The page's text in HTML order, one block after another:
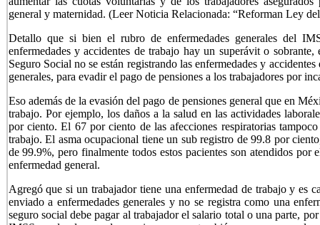
general y maternidad. (Leer Noticia Relacionada: “Reforman Ley
Detallo que si bien el rubro de enfermedades generales del
enfermedades y accidentes de trabajo hay un superávit o
Seguro Social no se están registrando las enfermedades y
generales, para evadir el pago de pensiones a los trabajadores por
Eso además de la evasión del pago de pensiones general que en
trabajo. Por ejemplo, los daños a la salud en las actividades
por ciento. El 67 por ciento de las afecciones respiratorias
trabajo. El asma ocupacional tiene un sub registro de 99.8 por
de 99.9%, pero finalmente todos estos pacientes son atendidos por
enfermedad general.
Agregó que si un trabajador tiene una enfermedad de trabajo y es
enviado a enfermedades generales y no se registra como una
seguro social debe pagar al trabajador el salario total o una parte,